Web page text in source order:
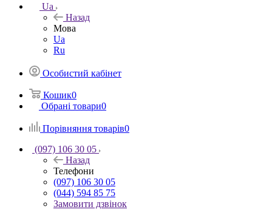
Ua
Назад
Мова
Ua
Ru
Особистий кабінет
Кошик0
Обрані товари0
Порівняння товарів0
(097) 106 30 05
Назад
Телефони
(097) 106 30 05
(044) 594 85 75
Замовити дзвінок